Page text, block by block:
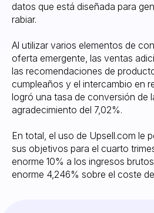
datos que está diseñada para
rabiar.
Al utilizar varios elementos de
oferta emergente, las ventas
las recomendaciones de
cumpleaños y el intercambio en
logró una tasa de conversión de
agradecimiento del 7,02%.
En total, el uso de Upsell.com le
sus objetivos para el cuarto
enorme 10% a los ingresos
enorme 4,246% sobre el coste